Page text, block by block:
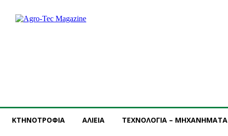
ΚΤΗΝΟΤΡΟΦΙΑ ΑΛΙΕΙΑ ΤΕΧΝΟΛΟΓΙΑ – ΜΗΧΑΝΗΜΑΤΑ